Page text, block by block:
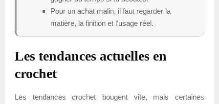
Pour un achat malin, il faut regarder la
matière, la finition et l’usage réel.
Les tendances actuelles en
crochet
Les tendances crochet bougent vite, mais certaines